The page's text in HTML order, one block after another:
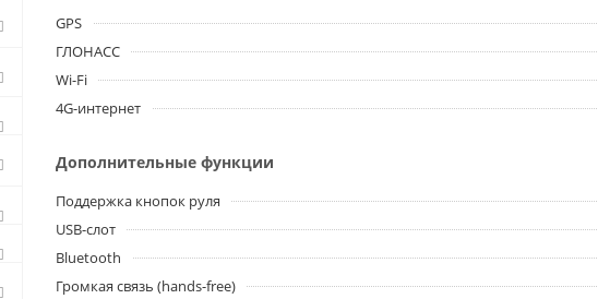
GPS
ГЛОНАСС
Wi-Fi
4G-интернет
Дополнительные функции
Поддержка кнопок руля
USB-слот
Bluetooth
Громкая связь (hands-free)